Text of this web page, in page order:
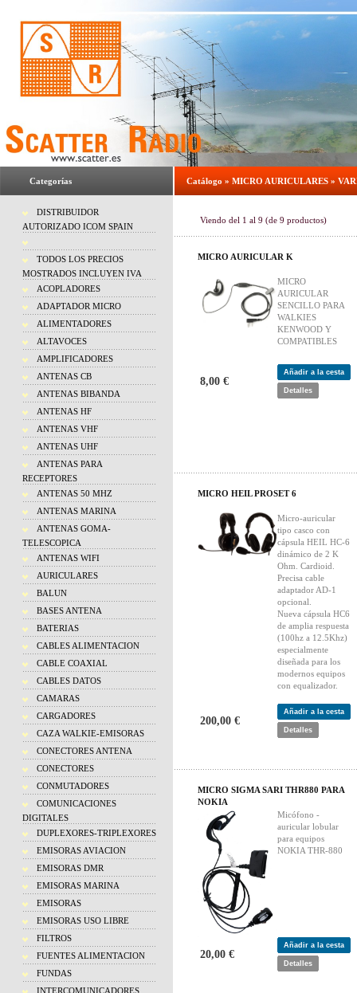
Categorías
DISTRIBUIDOR
AUTORIZADO ICOM SPAIN
TODOS LOS PRECIOS
MOSTRADOS INCLUYEN IVA
ACOPLADORES
ADAPTADOR MICRO
ALIMENTADORES
ALTAVOCES
AMPLIFICADORES
ANTENAS CB
ANTENAS BIBANDA
ANTENAS HF
ANTENAS VHF
ANTENAS UHF
ANTENAS PARA
RECEPTORES
ANTENAS 50 MHZ
ANTENAS MARINA
ANTENAS GOMA-
TELESCOPICA
ANTENAS WIFI
AURICULARES
BALUN
BASES ANTENA
BATERIAS
CABLES ALIMENTACION
CABLE COAXIAL
CABLES DATOS
CAMARAS
CARGADORES
CAZA WALKIE-EMISORAS
CONECTORES ANTENA
CONECTORES
CONMUTADORES
COMUNICACIONES
DIGITALES
DUPLEXORES-TRIPLEXORES
EMISORAS AVIACION
EMISORAS DMR
EMISORAS MARINA
EMISORAS
EMISORAS USO LIBRE
FILTROS
FUENTES ALIMENTACION
FUNDAS
INTERCOMUNICADORES
Catálogo » MICRO AURICULARES »
Viendo del 1 al 9 (de 9 productos)
MICRO AURICULAR K
MICRO
AURICULAR
SENCILLO PARA
WALKIES
KENWOOD Y
COMPATIBLES
8,00 €
Añadir a la cesta
Detalles
MICRO HEIL PROSET 6
Micro-auricular
tipo casco con
cápsula HEIL HC-6
dinámico de 2 K
Ohm. Cardioid.
Precisa cable
adaptador AD-1
opcional.
Nueva cápsula HC6
de amplia respuesta
(100hz a 12.5Khz)
especialmente
diseñada para los
modernos equipos
con equalizador.
200,00 €
Añadir a la cesta
Detalles
MICRO SIGMA SARI THR880 PARA
NOKIA
Micófono -
auricular lobular
para equipos
NOKIA THR-880
20,00 €
Añadir a la cesta
Detalles